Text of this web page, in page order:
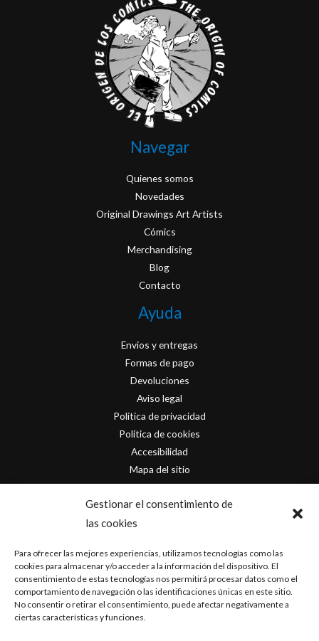
Gestionar el consentimiento de
las cookies
Para ofrecer las mejores experiencias, utilizamos tecnologías como las
cookies para almacenar y/o acceder a la información del dispositivo. El
consentimiento de estas tecnologías nos permitirá procesar datos como el
comportamiento de navegación o las identificaciones únicas en este sitio.
No consentir o retirar el consentimiento, puede afectar negativamente a
ciertas características y funciones.
Navegar
Quienes somos
Novedades
Original Drawings Art Artists
Cómics
Merchandising
Blog
Contacto
Ayuda
Envios y entregas
Formas de pago
Devoluciones
Aviso legal
Política de privacidad
Política de cookies
Accesibilidad
Mapa del sitio
Contacto
info@originofcomics.com
Facebook
Instagram